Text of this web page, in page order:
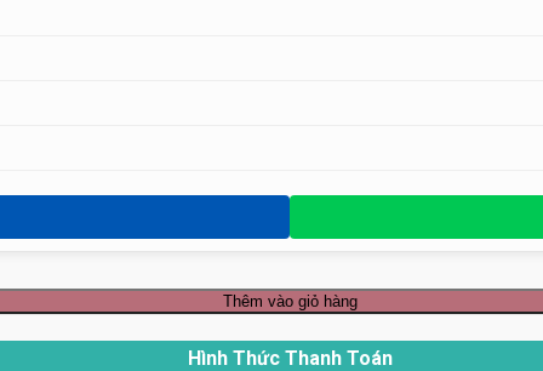
Thêm vào giỏ hàng
Hình Thức Thanh Toán